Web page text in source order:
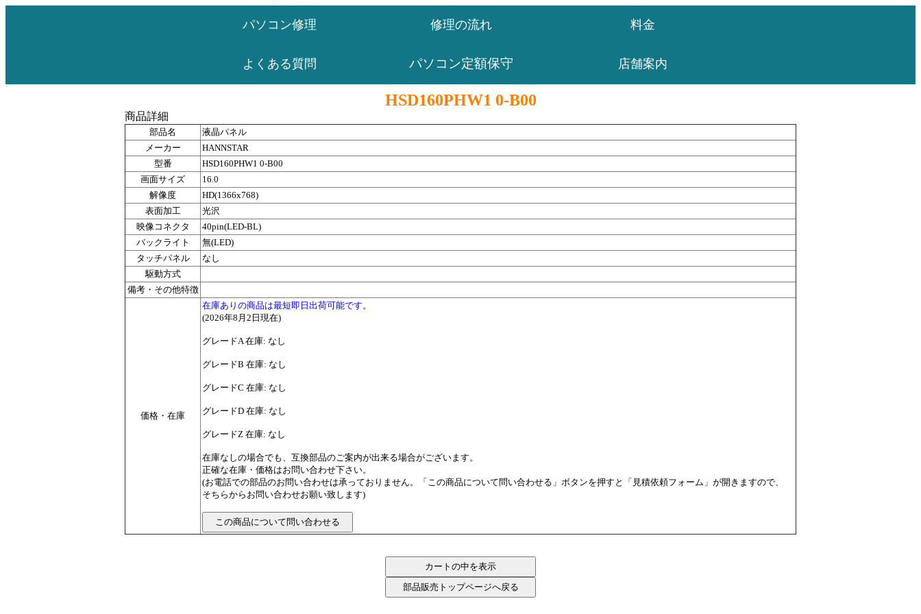
パソコン修理 修理の流れ 料金
よくある質問 パソコン定額保守 店舗案内
HSD160PHW1 0-B00
商品詳細
部品名
液晶パネル
メーカー
HANNSTAR
型番
HSD160PHW1 0-B00
画面サイズ
16.0
解像度
HD(1366x768)
表面加工
光沢
映像コネクタ
40pin(LED-BL)
バックライト
無(LED)
タッチパネル
なし
駆動方式
備考・その他特徴
価格・在庫
在庫ありの商品は最短即日出荷可能です。
(2026年8月2日現在)
グレードA 在庫: なし
グレードB 在庫: なし
グレードC 在庫: なし
グレードD 在庫: なし
グレードZ 在庫: なし
在庫なしの場合でも、互換部品のご案内が出来る場合がございます。
正確な在庫・価格はお問い合わせ下さい。
(お電話での部品のお問い合わせは承っておりません。「この商品について問い合わせる」ボタンを押すと「見積依頼フォーム」が開きますので、
そちらからお問い合わせお願い致します)